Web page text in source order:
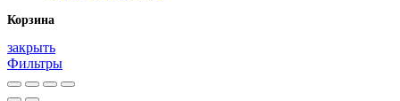
Корзина
закрыть
Фильтры